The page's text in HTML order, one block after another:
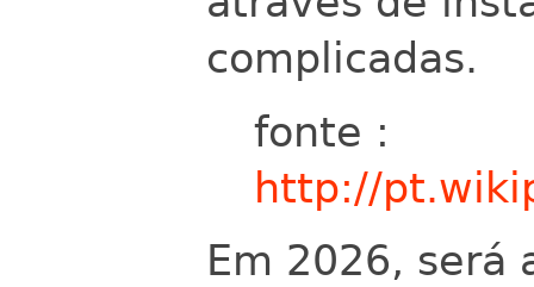
complicadas.
fonte :
http://
Em 2026, será